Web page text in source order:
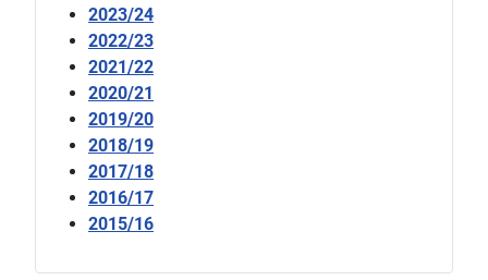
2023/24
2022/23
2021/22
2020/21
2019/20
2018/19
2017/18
2016/17
2015/16